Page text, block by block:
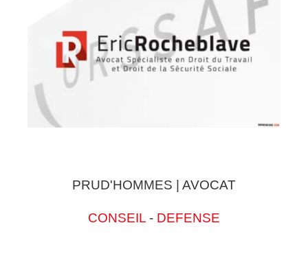
PRUD'HOMMES | AVOCAT
CONSEIL - DEFENSE